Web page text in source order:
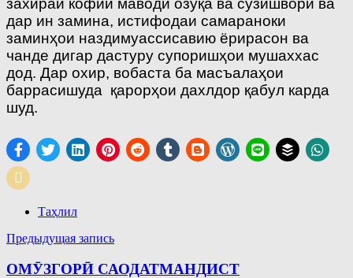
захираи кофии маводи озуқа ва сӯзишворӣ ва
дар ин замина, истифодаи самараноки
заминҳои наздимуассисавию ёрирасон ва
чанде дигар дастуру супоришҳои мушаххас
дод. Дар охир, вобаста ба масъалаҳои
баррасишуда қарорҳои дахлдор қабул карда
шуд.
Таҳлил
Навигация
по
Предыдущая запись
ОМӮЗГОРӢ САОДАТМАНДИСТ